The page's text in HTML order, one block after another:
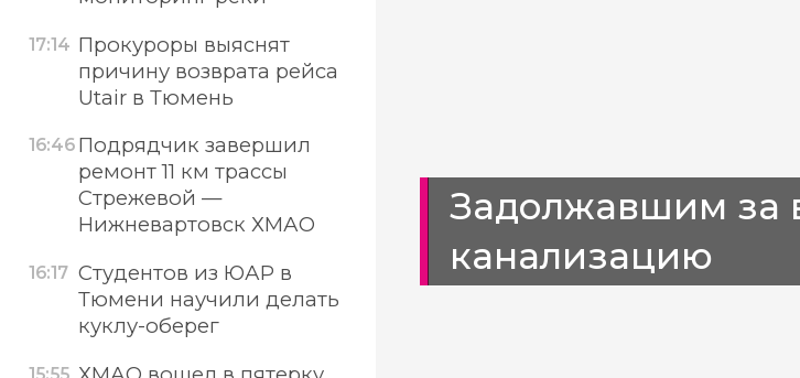
Задолжавшим за
канализацию
17:14 Прокуроры выяснят
причину возврата рейса
Utair в Тюмень
16:46 Подрядчик завершил
ремонт 11 км трассы
Стрежевой —
Нижневартовск ХМАО
16:17 Студентов из ЮАР в
Тюмени научили делать
куклу-оберег